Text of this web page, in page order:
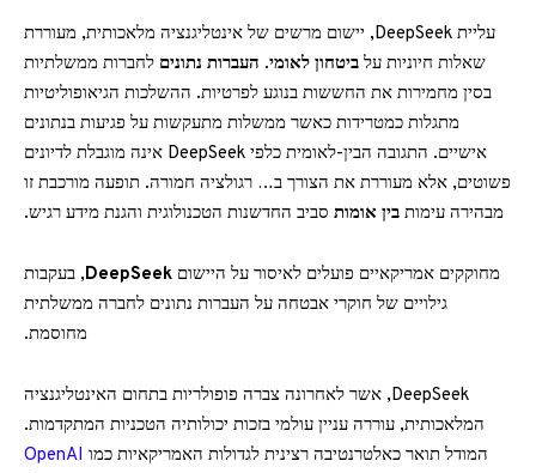
עליית DeepSeek, יישום מרשים של אינטליגנציה מלאכותית, מעוררת
שאלות חיוניות על ביטחון לאומי. העברות נתונים לחברות ממשלתיות
בסין מחמירות את החששות בנוגע לפרטיות. ההשלכות הגיאופוליטיות
מתגלות כמטרידות כאשר ממשלות מתעקשות על פגיעות בנתונים
אישיים. התגובה הבין-לאומית כלפי DeepSeek אינה מוגבלת לדיונים
פשוטים, אלא מעוררת את הצורך ב… רגולציה חמורה. תופעה מורכבת זו
מבהירה עימות בין אומות סביב החדשנות הטכנולוגית והגנת מידע רגיש.
מחוקקים אמריקאיים פועלים לאיסור על היישום DeepSeek, בעקבות
גילויים של חוקרי אבטחה על העברות נתונים לחברה ממשלתית
מחוסמת.
DeepSeek, אשר לאחרונה צברה פופולריות בתחום האינטליגנציה
המלאכותית, עוררה עניין עולמי בזכות יכולותיה הטכניות המתקדמות.
המודל תואר כאלטרנטיבה רצינית לגדולות האמריקאיות כמו OpenAI